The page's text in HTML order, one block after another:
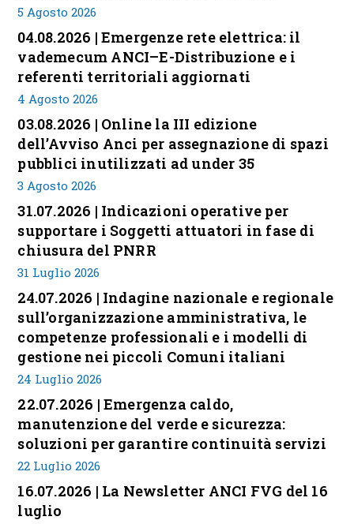
5 Agosto 2026
04.08.2026 | Emergenze rete elettrica: il
vademecum ANCI–E-Distribuzione e i
referenti territoriali aggiornati
4 Agosto 2026
03.08.2026 | Online la III edizione
dell’Avviso Anci per assegnazione di spazi
pubblici inutilizzati ad under 35
3 Agosto 2026
31.07.2026 | Indicazioni operative per
supportare i Soggetti attuatori in fase di
chiusura del PNRR
31 Luglio 2026
24.07.2026 | Indagine nazionale e regionale
sull’organizzazione amministrativa, le
competenze professionali e i modelli di
gestione nei piccoli Comuni italiani
24 Luglio 2026
22.07.2026 | Emergenza caldo,
manutenzione del verde e sicurezza:
soluzioni per garantire continuità servizi
22 Luglio 2026
16.07.2026 | La Newsletter ANCI FVG del 16
luglio